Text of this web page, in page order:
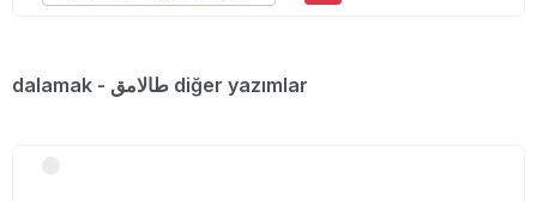
dalamak - طالامق diğer yazımlar